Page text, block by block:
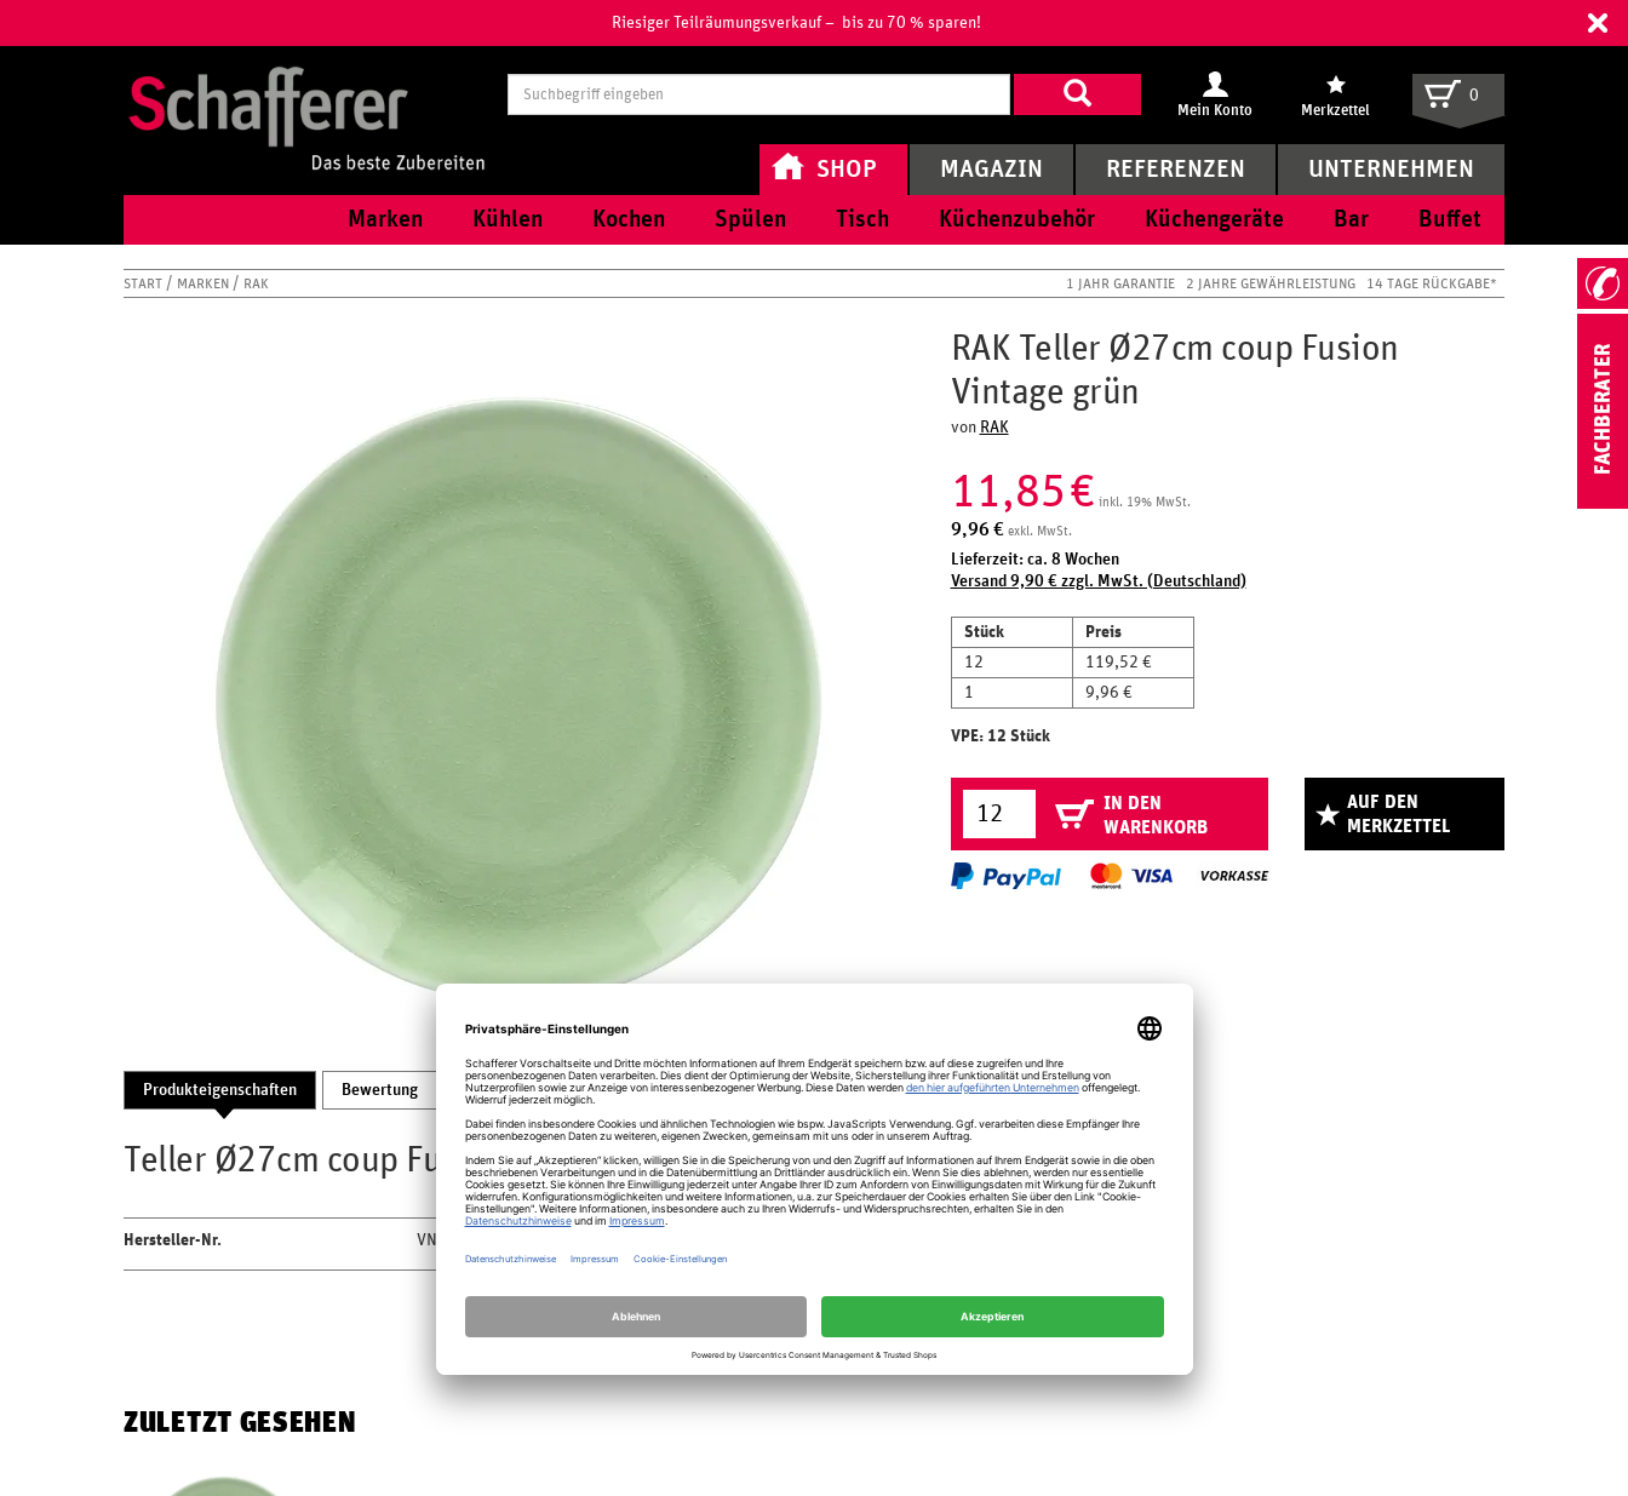
Riesiger Teilräumungsverkauf – bis zu 70 % sparen!
Suchbegriff
eingeben
Mein Konto Merkzettel
0
SHOP
Marken Kühlen Kochen Spülen Tisch Küchenzubehör Küchengeräte Bar Buffet
MAGAZIN REFERENZEN UNTERNEHMEN
START MARKEN RAK 1 JAHR GARANTIE 2 JAHRE GEWÄHRLEISTUNG 14 TAGE RÜCKGABE*
Produkteigenschaften Bewertung Produktsicherheit
Teller Ø27cm coup Fusion Vintage grün
Hersteller-Nr. VNNNPR27GR
RAK Teller Ø27cm coup Fusion
Vintage grün
von RAK
11,85€ inkl. 19% MwSt.
9,96 € exkl. MwSt.
Lieferzeit: ca. 8 Wochen
Versand 9,90 € zzgl. MwSt. (Deutschland)
Stück
Preis
12
119,52 €
1
9,96 €
VPE: 12 Stück
IN DEN
WARENKORB
AUF DEN
MERKZETTEL
ZULETZT GESEHEN